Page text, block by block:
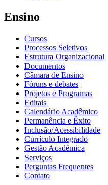
Ensino
Cursos
Processos Seletivos
Estrutura Organizacional
Documentos
Câmara de Ensino
Fóruns e debates
Projetos e Programas
Editais
Calendário Acadêmico
Permanência e Êxito
Inclusão/Acessibilidade
Currículo Integrado
Gestão Acadêmica
Serviços
Perguntas Frequentes
Contato